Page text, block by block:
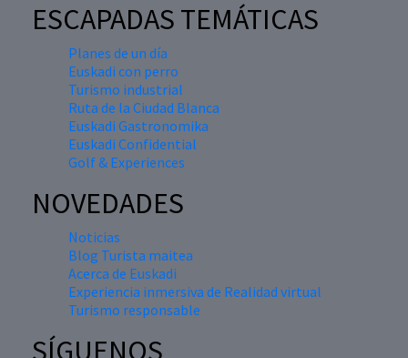
ESCAPADAS TEMÁTICAS
Planes de un día
Euskadi con perro
Turismo industrial
Ruta de la Ciudad Blanca
Euskadi Gastronomika
Euskadi Confidential
Golf & Experiences
NOVEDADES
Noticias
Blog Turista maitea
Acerca de Euskadi
Experiencia inmersiva de Realidad virtual
Turismo responsable